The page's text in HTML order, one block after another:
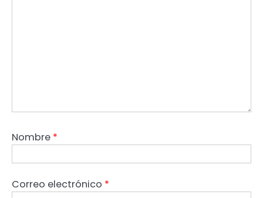
Nombre *
Correo electrónico *